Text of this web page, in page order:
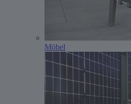
Möbel